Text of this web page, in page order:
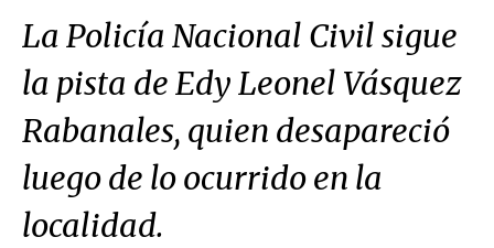
La Policía Nacional Civil sigue
la pista de Edy Leonel Vásquez
Rabanales, quien desapareció
luego de lo ocurrido en la
localidad.